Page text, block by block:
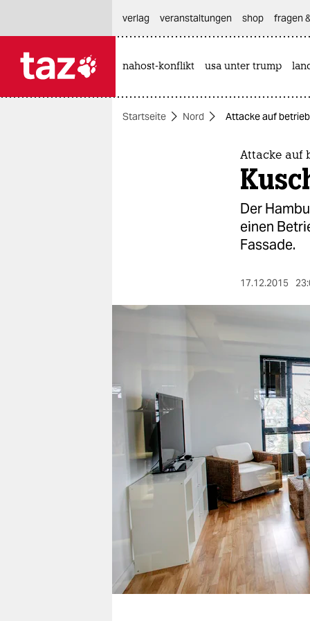
themen
berlin
verlag
verlag
veranstaltungen
shop
fragen & hilfe
unterstützen
abo
genossenschaft
verlag
veranstaltungen shop fragen
nahost-konflikt usa unter trump
Startseite Nord Attacke auf
Attacke auf
Der
einen
Fassade.
17.12.2015